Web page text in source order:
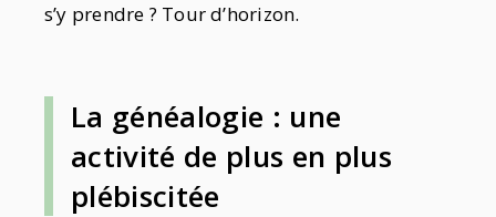
s’y prendre ? Tour d’horizon.
La généalogie : une
activité de plus en plus
plébiscitée